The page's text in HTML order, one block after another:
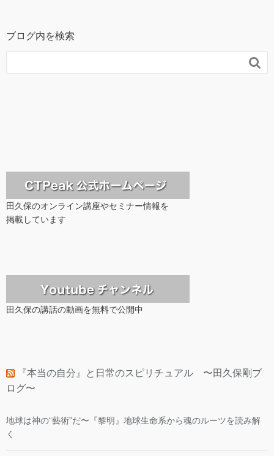
ブログ内を検索

田久保のオンライン講座やセミナー情報を
掲載しています
田久保の講話の動画を無料で公開中
『本当の自分』と日常のスピリチュアル 〜田久保剛ブ
ログ〜
地球は神の“藝術”だ〜『黎明』地球生命系から魂のルーツを読み解
く